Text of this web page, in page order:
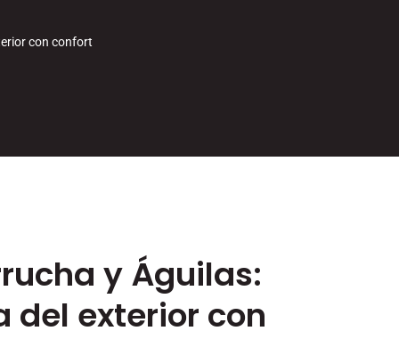
con confort
y Águilas:
del exterior con